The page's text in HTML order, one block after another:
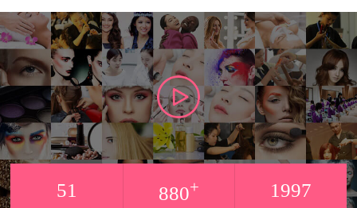
51 880+ 1997